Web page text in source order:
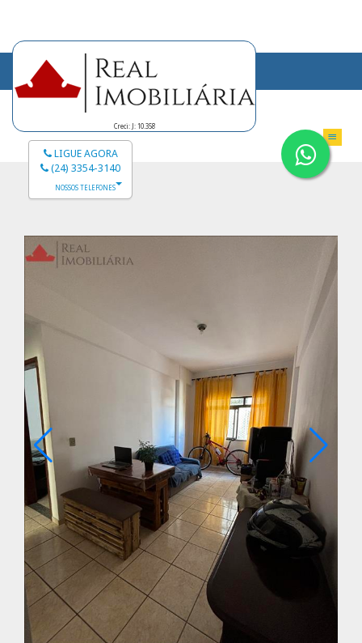
Creci: J: 10.358
LIGUE AGORA
(24) 3354-3140
NOSSOS TELEFONES